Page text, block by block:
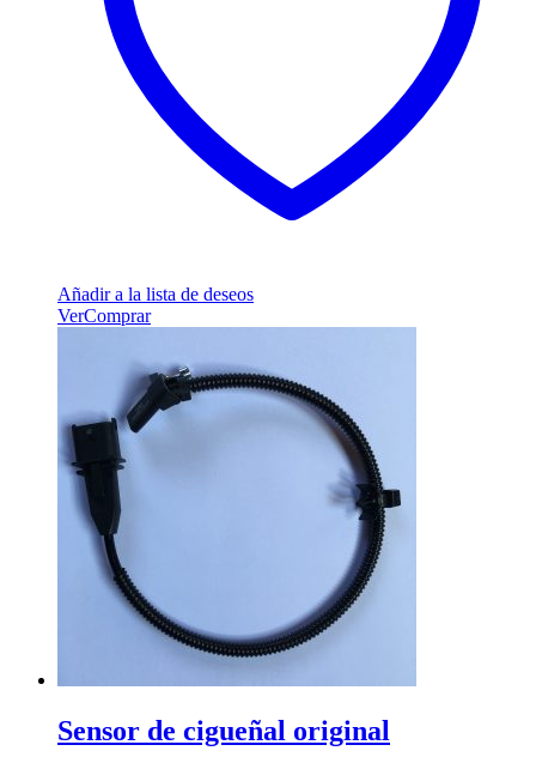
Añadir a la lista de deseos
VerComprar
Sensor de cigueñal original